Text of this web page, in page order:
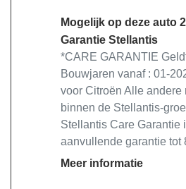
Onze occasions staan
-Onderhoudsbeurt
FABRIEKSOPGAVE IVM
FABRIEKSGARANTIE!
-48 maand APK vanaf
-Complete
-1 jaar pechhulpservice
Mogelijk op deze auto
Garantie Stellantis
*CARE GARANTIE
Bouwjaren vanaf : 01-
voor Citroën Alle andere
binnen de Stellantis-
Stellantis Care Garantie
aanvullende garantie tot
speciale dekking die
Meer informatie